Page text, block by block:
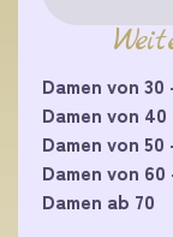
Damen von 30
Damen von
Damen von 50
Damen von 60
Damen ab 70